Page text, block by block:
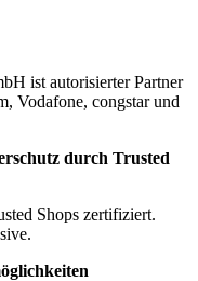
ist autorisierter Partner
Vodafone, congstar und
durch Trusted
Shops zertifiziert.